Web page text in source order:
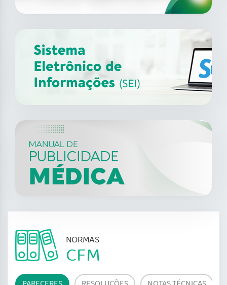
XII Fórum de Medicina do
Trabalho do CFM
14 ago
2026
NORMAS
CFM